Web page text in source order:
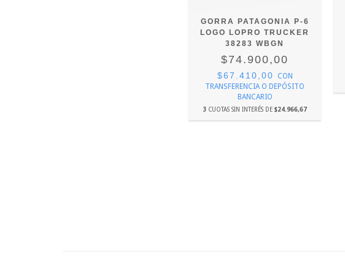
GORRA PATAGONIA P-6
LOGO LOPRO TRUCKER
38283 WBGN
$74.900,00
$67.410,00
CON
TRANSFERENCIA O DEPÓSITO
BANCARIO
3 CUOTAS SIN INTERÉS DE$24.966,67